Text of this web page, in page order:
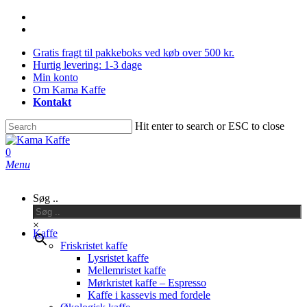
Skip
contentGratis fragt til pakkeboks ved køb over 500 kr.
Hurtig levering: 1-3 dage
Min konto
Om Kama Kaffe
Kontakt
Hit enter to search or ESC to close
Close
Search
0
Menu
Søg ..
×
Kaffe
Friskristet kaffe
Lysristet kaffe
Mellemristet kaffe
Mørkristet kaffe – Espresso
Kaffe i kassevis med fordele